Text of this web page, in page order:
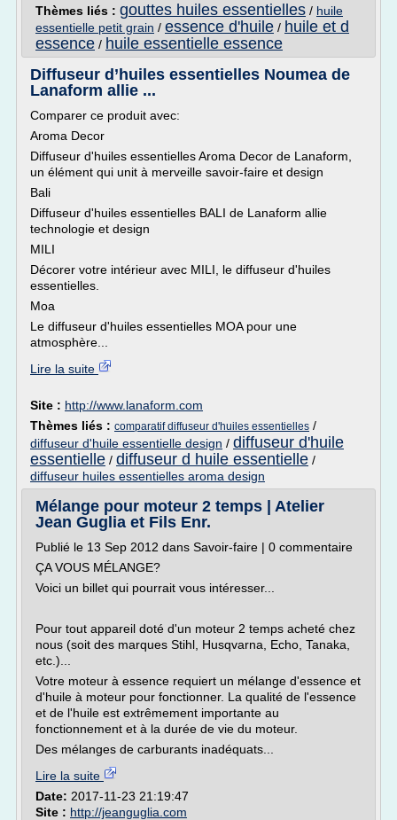
Thèmes liés : gouttes huiles essentielles / huile
essentielle petit grain / essence d'huile / huile et d
essence / huile essentielle essence
Diffuseur d’huiles essentielles Noumea de
Lanaform allie ...
Comparer ce produit avec:
Aroma Decor
Diffuseur d'huiles essentielles Aroma Decor de Lanaform,
un élément qui unit à merveille savoir-faire et design
Bali
Diffuseur d'huiles essentielles BALI de Lanaform allie
technologie et design
MILI
Décorer votre intérieur avec MILI, le diffuseur d'huiles
essentielles.
Moa
Le diffuseur d'huiles essentielles MOA pour une
atmosphère...
Lire la suite
Site : http://www.lanaform.com
Thèmes liés : comparatif diffuseur d'huiles essentielles /
diffuseur d'huile essentielle design / diffuseur d'huile
essentielle / diffuseur d huile essentielle /
diffuseur huiles essentielles aroma design
Mélange pour moteur 2 temps | Atelier
Jean Guglia et Fils Enr.
Publié le 13 Sep 2012 dans Savoir-faire | 0 commentaire
ÇA VOUS MÉLANGE?
Voici un billet qui pourrait vous intéresser...
Pour tout appareil doté d'un moteur 2 temps acheté chez
nous (soit des marques Stihl, Husqvarna, Echo, Tanaka,
etc.)...
Votre moteur à essence requiert un mélange d'essence et
d'huile à moteur pour fonctionner. La qualité de l'essence
et de l'huile est extrêmement importante au
fonctionnement et à la durée de vie du moteur.
Des mélanges de carburants inadéquats...
Lire la suite
Date: 2017-11-23 21:19:47
Site : http://jeanguglia.com